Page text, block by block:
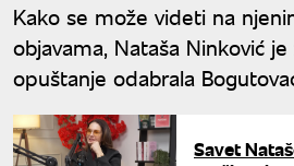
Kako se može videti na
objavama, Nataša Ninković
opuštanje odabrala
Savet